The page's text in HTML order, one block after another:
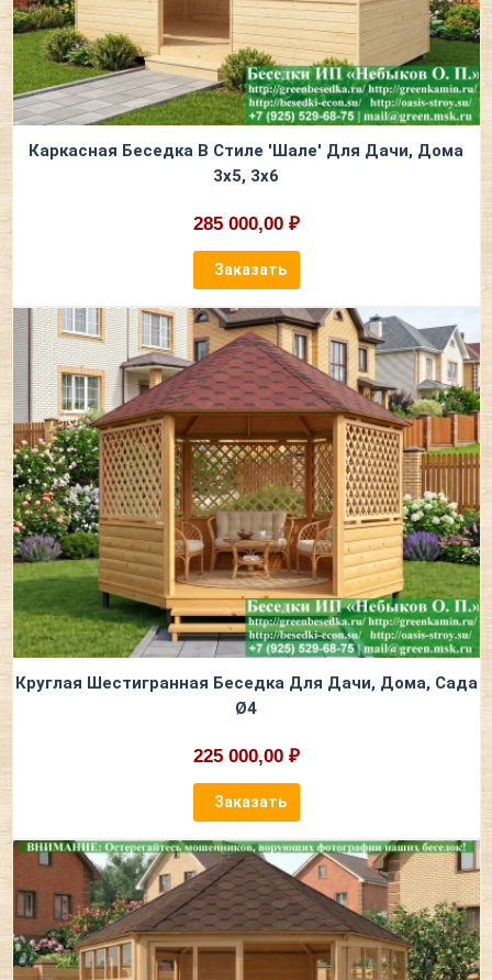
Каркасная Беседка В Стиле 'Шале' Для Дачи, Дома
3х5, 3х6
285 000,00 ₽
Заказать
Круглая Шестигранная Беседка Для Дачи, Дома, Сада
Ø4
225 000,00 ₽
Заказать